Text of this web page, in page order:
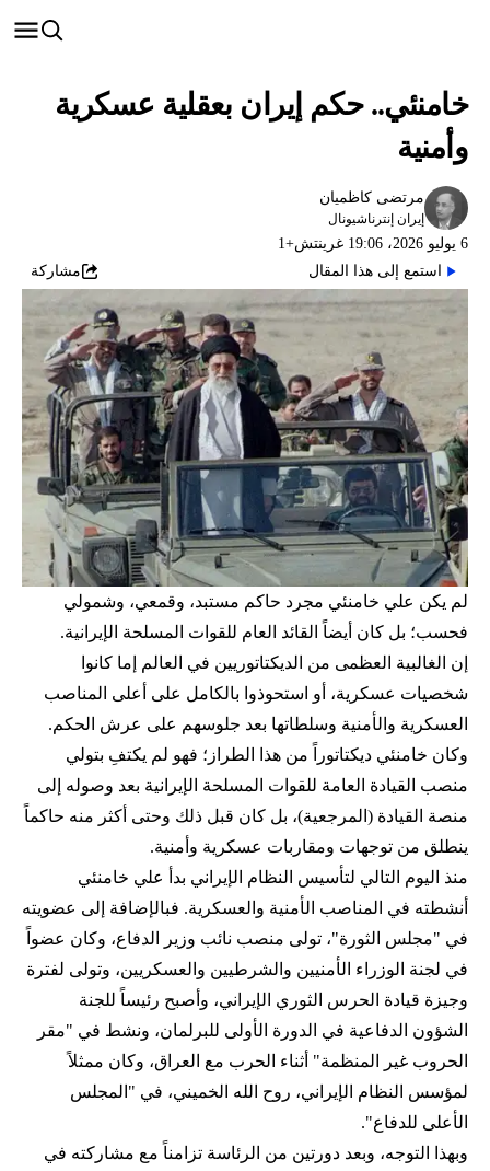
خامنئي.. حكم إيران بعقلية عسكرية
وأمنية
مرتضى كاظميان
إيران إنترناشيونال
6 يوليو 2026، 19:06 غرينتش+1
استمع إلى هذا المقال
مشاركة
لم يكن علي خامنئي مجرد حاكم مستبد، وقمعي، وشمولي
فحسب؛ بل كان أيضاً القائد العام للقوات المسلحة الإيرانية.
إن الغالبية العظمى من الديكتاتوريين في العالم إما كانوا
شخصيات عسكرية، أو استحوذوا بالكامل على أعلى المناصب
العسكرية والأمنية وسلطاتها بعد جلوسهم على عرش الحكم.
وكان خامنئي ديكتاتوراً من هذا الطراز؛ فهو لم يكتفِ بتولي
منصب القيادة العامة للقوات المسلحة الإيرانية بعد وصوله إلى
منصة القيادة (المرجعية)، بل كان قبل ذلك وحتی أكثر منه حاكماً
ينطلق من توجهات ومقاربات عسكرية وأمنية.
منذ اليوم التالي لتأسيس النظام الإيراني بدأ علي خامنئي
أنشطته في المناصب الأمنية والعسكرية. فبالإضافة إلى عضويته
في "مجلس الثورة"، تولى منصب نائب وزير الدفاع، وكان عضواً
في لجنة الوزراء الأمنيين والشرطيين والعسكريين، وتولى لفترة
وجيزة قيادة الحرس الثوري الإيراني، وأصبح رئيساً للجنة
الشؤون الدفاعية في الدورة الأولى للبرلمان، ونشط في "مقر
الحروب غير المنظمة" أثناء الحرب مع العراق، وكان ممثلاً
لمؤسس النظام الإيراني، روح الله الخميني، في "المجلس
الأعلى للدفاع".
وبهذا التوجه، وبعد دورتين من الرئاسة تزامناً مع مشاركته في